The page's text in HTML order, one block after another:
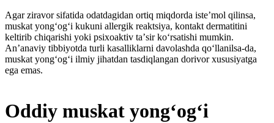
Agar ziravor sifatida odatdagidan ortiq miqdorda isteʼmol qilinsa,
muskat yongʻogʻi kukuni allergik reaktsiya, kontakt dermatitini
keltirib chiqarishi yoki psixoaktiv taʼsir koʻrsatishi mumkin.
Anʼanaviy tibbiyotda turli kasalliklarni davolashda qoʻllanilsa-da,
muskat yongʻogʻi ilmiy jihatdan tasdiqlangan dorivor xususiyatga
ega emas.
Oddiy muskat yongʻogʻi